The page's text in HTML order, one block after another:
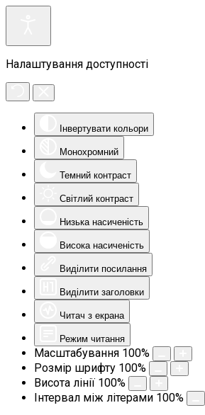
Налаштування доступності
Інвертувати кольори
Монохромний
Темний контраст
Світлий контраст
Низька насиченість
Висока насиченість
Виділити посилання
Виділити заголовки
Читач з екрана
Режим читання
Масштабування 100%
Розмір шрифту 100%
Висота лінії 100%
Інтервал між літерами 100%